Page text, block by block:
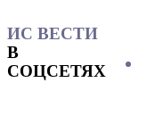
ИС ВЕСТИ
В
СОЦСЕТЯХ